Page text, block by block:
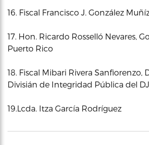
16. Fiscal Francisco J. González
17. Hon. Ricardo Rosselló Nevares,
Puerto Rico
18. Fiscal Mibari Rivera Sanfiorenzo,
Divisián de Integridad Pública del
19.Lcda. Itza García Rodríguez